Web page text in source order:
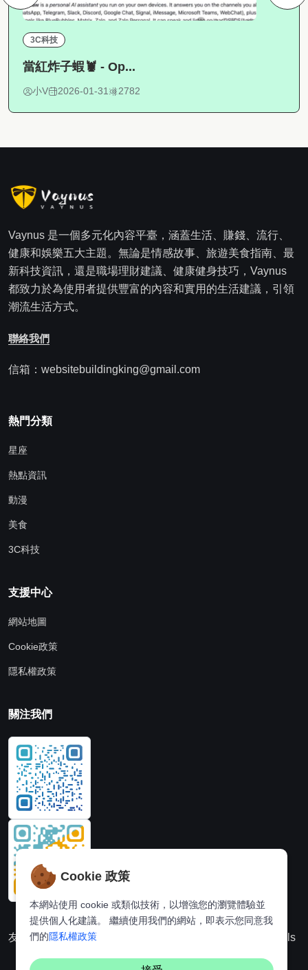
3C科技
當紅炸子蝦🦞 - Op...
小V 2026-01-31 2782
Vaynus 是一個多元化內容平臺，涵蓋生活、賺錢、流行、
健康和娛樂五大主題。無論是情感故事、旅遊美食指南、最
新科技資訊，還是職場理財建議、健康健身技巧，Vaynus
都致力於為使用者提供豐富的內容和實用的生活建議，引領
潮流生活方式。
聯絡我們
信箱：websitebuildingking@gmail.com
熱門分類
星座
熱點資訊
動漫
美食
3C科技
支援中心
網站地圖
Cookie政策
隱私權政策
關注我們
友情連結：動漫派 Hi,online tools
Cookie 政策
本網站使用 cookie 或類似技術，以增強您的瀏覽體驗並
提供個人化建議。 繼續使用我們的網站，即表示您同意我
們的隱私權政策